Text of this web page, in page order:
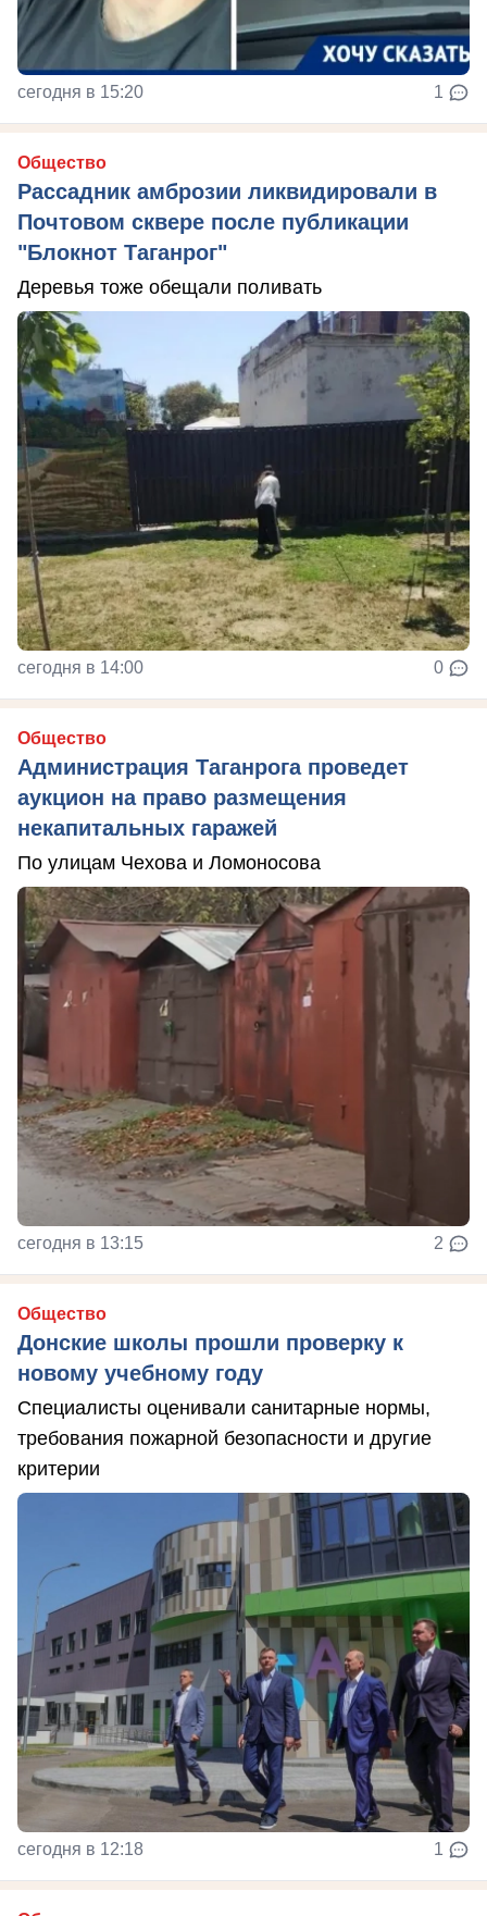
сегодня в 15:20 1
Общество
Рассадник амброзии ликвидировали в
Почтовом сквере после публикации
"Блокнот Таганрог"
Деревья тоже обещали поливать
сегодня в 14:00 0
Общество
Администрация Таганрога проведет
аукцион на право размещения
некапитальных гаражей
По улицам Чехова и Ломоносова
сегодня в 13:15 2
Общество
Донские школы прошли проверку к
новому учебному году
Специалисты оценивали санитарные нормы,
требования пожарной безопасности и другие
критерии
сегодня в 12:18 1